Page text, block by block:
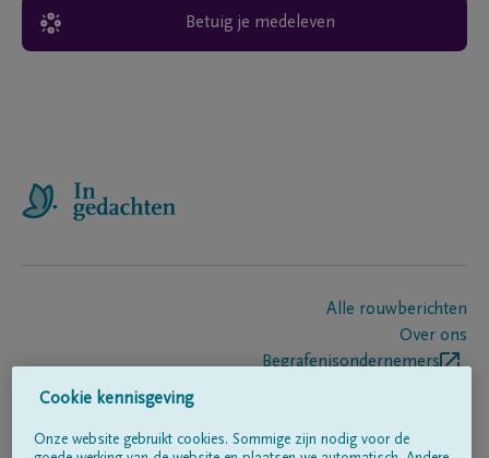
Betuig je medeleven
Alle rouwberichten
Over ons
Begrafenisondernemers
Cookie kennisgeving
Onze website gebruikt cookies. Sommige zijn nodig voor de